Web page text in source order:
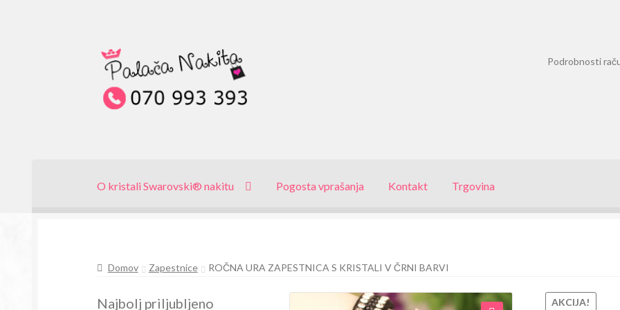
Skip
to
navigation
Skip
to
content
Podrobnosti
O kristali Swarovski® nakitu Pogosta vprašanja Kontakt Trgovina
Domov Zapestnice ROČNA URA ZAPESTNICA S KRISTALI V ČRNI BARVI
AKCIJA!
Najbolj priljubljeno